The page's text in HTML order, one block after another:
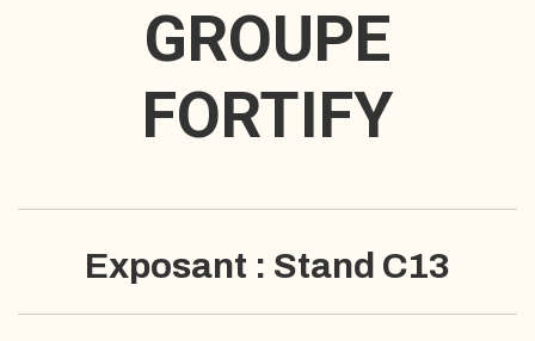
GROUPE
FORTIFY
Exposant : Stand C13